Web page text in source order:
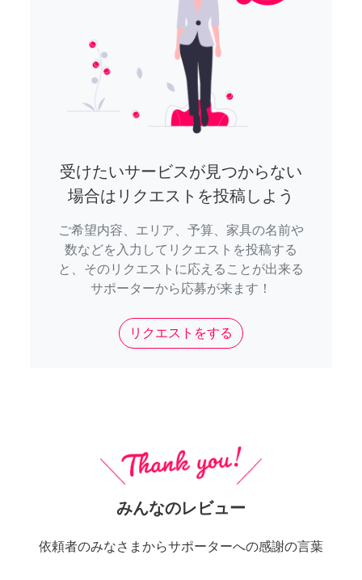
受けたいサービスが見つからない
場合はリクエストを投稿しよう
ご希望内容、エリア、予算、家具の名前や
数などを入力してリクエストを投稿する
と、そのリクエストに応えることが出来る
サポーターから応募が来ます！
リクエストをする
みんなのレビュー
依頼者のみなさまからサポーターへの感謝の言葉